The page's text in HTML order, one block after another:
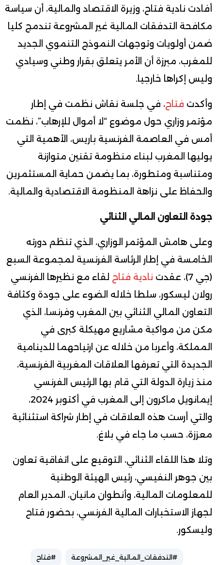
أفادت نادية فتاح، وزيرة الاقتصاد والمالية، أن سياسة
مكافحة التدفقات المالية غير المشروعة تندمج كليا
ضمن أولويات وتوجهات النموذج التنموي الجديد
للمغرب، مبرزة أن الأمر يتعلق بقرار وطني وسيادي
وليس إكراها خارجيا.
وأكدت فتاح، في جلسة نقاش نظمت في إطار
مؤتمر وزاري حول موضوع “لا أموال للإرهاب”، نظمت
أمس في العاصمة الفرنسية باريس، الأهمية التي
يوليها المغرب لبناء منظومة تقنين متوازنة
ومتناسبة ومتطورة، بما يضمن حماية المستثمرين
والحفاظ على نزاهة المنظومة الاقتصادية والمالية.
جودة التعاون المالي الثنائي
وعلى هامش المؤتمر الوزاري، الذي تنظم دورته
الخامسة في إطار الرئاسة الفرنسية لمجموعة السبع
(جي 7)، عقدت
نادية فتاح لقاء مع نظيرها الفرنسي
رولان ليسكور، سلطا خلاله الضوء على جودة وكثافة
التعاون المالي الثنائي بين المغرب وفرنسا، الذي
مكن من مواكبة مشاريع مهيكلة كبرى في
المملكة، وأعربا من خلاله عن ارتياحهما للدينامية
الجديدة التي تعرفها العلاقات المغربية الفرنسية،
منذ زيارة الدولة التي قام بها الرئيس الفرنسي
إيمانويل ماكرون إلى المغرب في أكتوبر 2024،
والتي أرست هذه العلاقات في إطار شراكة استثنائية
معززة، حسب ما جاء في بلاغ.
وتلا هذا اللقاء الثنائي، التوقيع على اتفاقية تعاون
بين جوهر النفيسي، رئيس الهيئة الوطنية
للمعلومات المالية، وأنطوان مانيان، المدير العام
لجهاز الاستخبارات المالية الفرنسي، بحضور فتاح
وليسكور.
#التدفقات_المالية_غير_المشروعة #فتاح